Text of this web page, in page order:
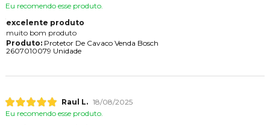
Eu recomendo esse produto.
excelente produto
muito bom produto
Produto:Protetor De Cavaco Venda Bosch
2607010079 Unidade
Raul L. 18/08/2025
Eu recomendo esse produto.